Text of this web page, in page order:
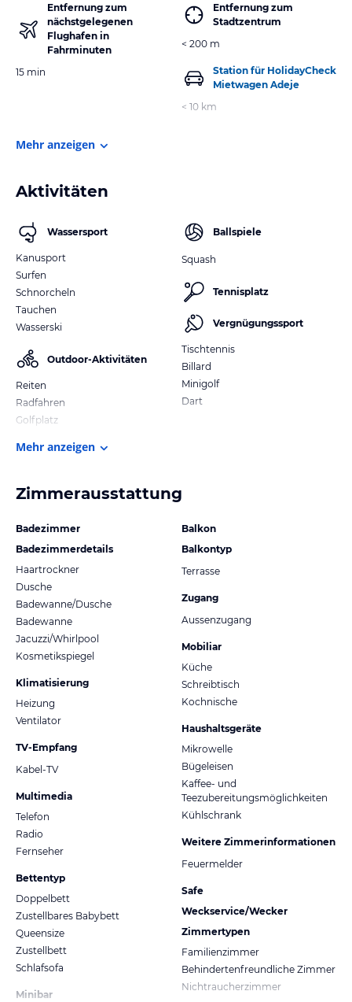
Entfernung zum
nächstgelegenen
Flughafen in
Fahrminuten
15 min
Entfernung zum
Stadtzentrum
< 200 m
Station für HolidayCheck
Mietwagen Adeje
< 10 km
Mehr anzeigen
Aktivitäten
Wassersport
Kanusport
Surfen
Schnorcheln
Tauchen
Wasserski
Outdoor-Aktivitäten
Reiten
Radfahren
Golfplatz
Ballspiele
Squash
Tennisplatz
Vergnügungssport
Tischtennis
Billard
Minigolf
Dart
Mehr anzeigen
Zimmerausstattung
Badezimmer
Badezimmerdetails
Haartrockner
Dusche
Badewanne/Dusche
Badewanne
Jacuzzi/Whirlpool
Kosmetikspiegel
Klimatisierung
Heizung
Ventilator
TV-Empfang
Kabel-TV
Multimedia
Telefon
Radio
Fernseher
Bettentyp
Doppelbett
Zustellbares Babybett
Queensize
Zustellbett
Schlafsofa
Minibar
Balkon
Balkontyp
Terrasse
Zugang
Aussenzugang
Mobiliar
Küche
Schreibtisch
Kochnische
Haushaltsgeräte
Mikrowelle
Bügeleisen
Kaffee- und
Teezubereitungsmöglichkeiten
Kühlschrank
Weitere Zimmerinformationen
Feuermelder
Safe
Weckservice/Wecker
Zimmertypen
Familienzimmer
Behindertenfreundliche Zimmer
Nichtraucherzimmer